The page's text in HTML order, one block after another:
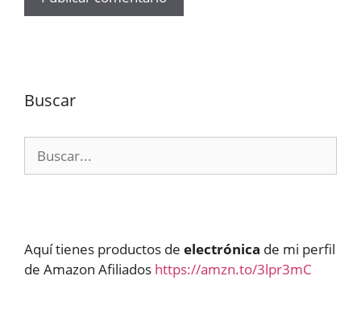
Buscar
Aquí tienes productos de electrónica de mi perfil
de Amazon Afiliados https://amzn.to/3lpr3mC